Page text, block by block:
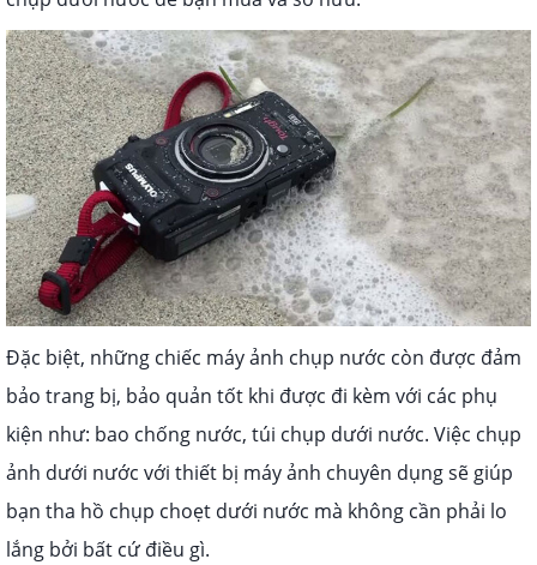
Đặc biệt, những chiếc máy ảnh chụp nước còn được đảm
bảo trang bị, bảo quản tốt khi được đi kèm với các phụ
kiện như: bao chống nước, túi chụp dưới nước. Việc chụp
ảnh dưới nước với thiết bị máy ảnh chuyên dụng sẽ giúp
bạn tha hồ chụp choẹt dưới nước mà không cần phải lo
lắng bởi bất cứ điều gì.